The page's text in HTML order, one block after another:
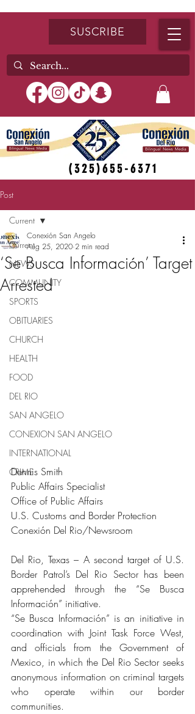
SUSCRIBE
(325)655-6371
Post
Current
NEWS
COMMUNITY
SPORTS
OBITUARIES
CHURCH
HEALTH
FOOD
DEL RIO
SAN ANGELO
CONEXION SAN ANGELO
INTERNATIONAL
CRIME
Current
‘Se Busca Información’ Target
Arrested
Conexión San Angelo
Aug 25, 2020 2 min read
Dennis Smith
Public Affairs Specialist
Office of Public Affairs
U.S. Customs and Border Protection
Conexión Del Rio/Newsroom
Del Rio, Texas – A second target of U.S.
Border Patrol’s Del Rio Sector has been
apprehended through the “Se Busca
Información” initiative.
“Se Busca Información” is an initiative in
coordination with Joint Task Force West,
and officials from the Government of
Mexico, in which the Del Rio Sector seeks
anonymous information on criminal targets
who operate within our border
communities.